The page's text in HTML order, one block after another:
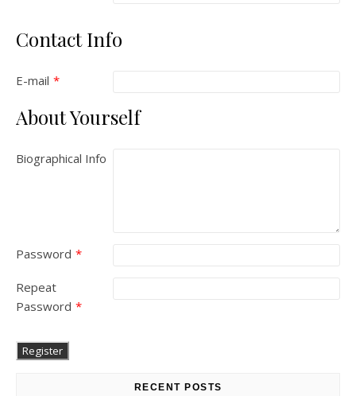
Contact Info
E-mail *
About Yourself
Biographical Info
Password *
Repeat
Password *
RECENT POSTS